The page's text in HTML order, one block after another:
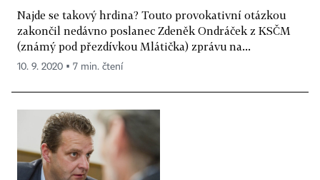
Najde se takový hrdina? Touto provokativní otázkou
zakončil nedávno poslanec Zdeněk Ondráček z KSČM
(známý pod přezdívkou Mlátička) zprávu na...
10. 9. 2020 ▪ 7 min. čtení